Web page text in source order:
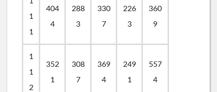
1
1
404
4
288
3
330
7
226
3
360
9
1
1
2
352
1
308
7
369
4
249
1
557
4